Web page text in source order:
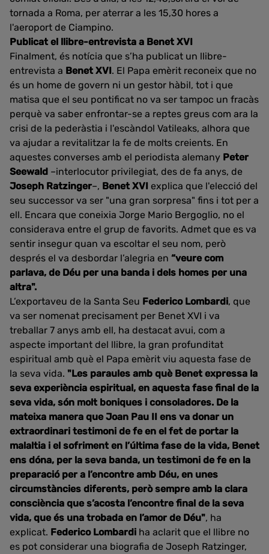
tornada a Roma, per aterrar a les 15,30 hores a
l'aeroport de Ciampino.
Publicat el llibre-entrevista a Benet XVI
Finalment, és notícia que s’ha publicat un llibre-
entrevista a Benet XVI. El Papa emèrit reconeix que no
és un home de govern ni un gestor hàbil, tot i que
matisa que el seu pontificat no va ser tampoc un fracàs
perquè va saber enfrontar-se a reptes greus com ara la
crisi de la pederàstia i l'escàndol Vatileaks, alhora que
va ajudar a revitalitzar la fe de molts creients. En
aquestes converses amb el periodista alemany Peter
Seewald –interlocutor privilegiat, des de fa anys, de
Joseph Ratzinger–, Benet XVI explica que l'elecció del
seu successor va ser "una gran sorpresa" fins i tot per a
ell. Encara que coneixia Jorge Mario Bergoglio, no el
considerava entre el grup de favorits. Admet que es va
sentir insegur quan va escoltar el seu nom, però
després el va desbordar l’alegria en “veure com
parlava, de Déu per una banda i dels homes per una
altra".
L’exportaveu de la Santa Seu Federico Lombardi, que
va ser nomenat precisament per Benet XVI i va
treballar 7 anys amb ell, ha destacat avui, com a
aspecte important del llibre, la gran profunditat
espiritual amb què el Papa emèrit viu aquesta fase de
la seva vida. "Les paraules amb què Benet expressa la
seva experiència espiritual, en aquesta fase final de la
seva vida, són molt boniques i consoladores. De la
mateixa manera que Joan Pau II ens va donar un
extraordinari testimoni de fe en el fet de portar la
malaltia i el sofriment en l’última fase de la vida, Benet
ens dóna, per la seva banda, un testimoni de fe en la
preparació per a l’encontre amb Déu, en unes
circumstàncies diferents, però sempre amb la clara
consciència que s’acosta l’encontre final de la seva
vida, que és una trobada en l’amor de Déu", ha
explicat. Federico Lombardi ha aclarit que el llibre no
es pot considerar una biografia de Joseph Ratzinger,